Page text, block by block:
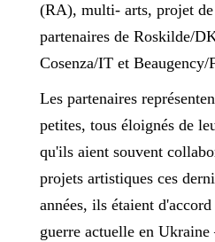
(RA), multi- arts, projet
partenaires de Roskilde/
Cosenza/IT et Beaugency/
Les partenaires
petites, tous éloignés de
qu'ils aient souvent
projets artistiques ces
années, ils étaient
guerre actuelle en